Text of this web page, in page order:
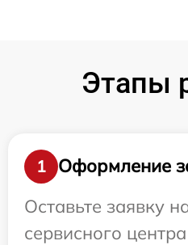
Этапы
1
Оформление
Оставьте заявку
сервисного